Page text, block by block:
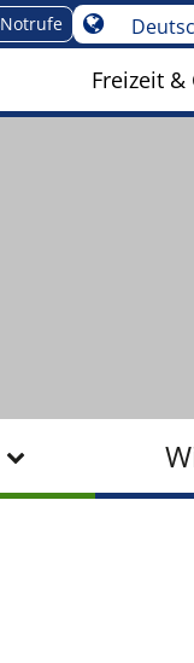
Notrufe
Freizeit